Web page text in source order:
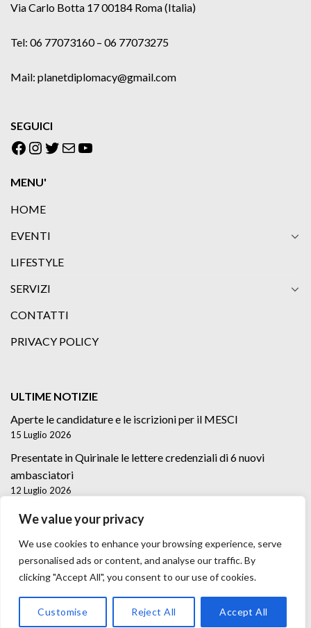
We value your privacy
We use cookies to enhance your browsing experience, serve
personalised ads or content, and analyse our traffic. By
clicking "Accept All", you consent to our use of cookies.
Customise Reject All Accept All
Via Carlo Botta 17 00184 Roma (Italia)
Tel: 06 77073160 – 06 77073275
Mail: planetdiplomacy@gmail.com
SEGUICI
Facebook
Instagram
Twitter
EmailYouTube
MENU'
HOME
EVENTI
LIFESTYLE
SERVIZI
CONTATTI
PRIVACY POLICY
ULTIME NOTIZIE
Aperte le candidature e le iscrizioni per il MESCI
15 Luglio 2026
Presentate in Quirinale le lettere credenziali di 6 nuovi
ambasciatori
12 Luglio 2026
Lettere credenziali di 5 nuovi Ambasciatori
Copyright 2026 ©Trast Media Agency